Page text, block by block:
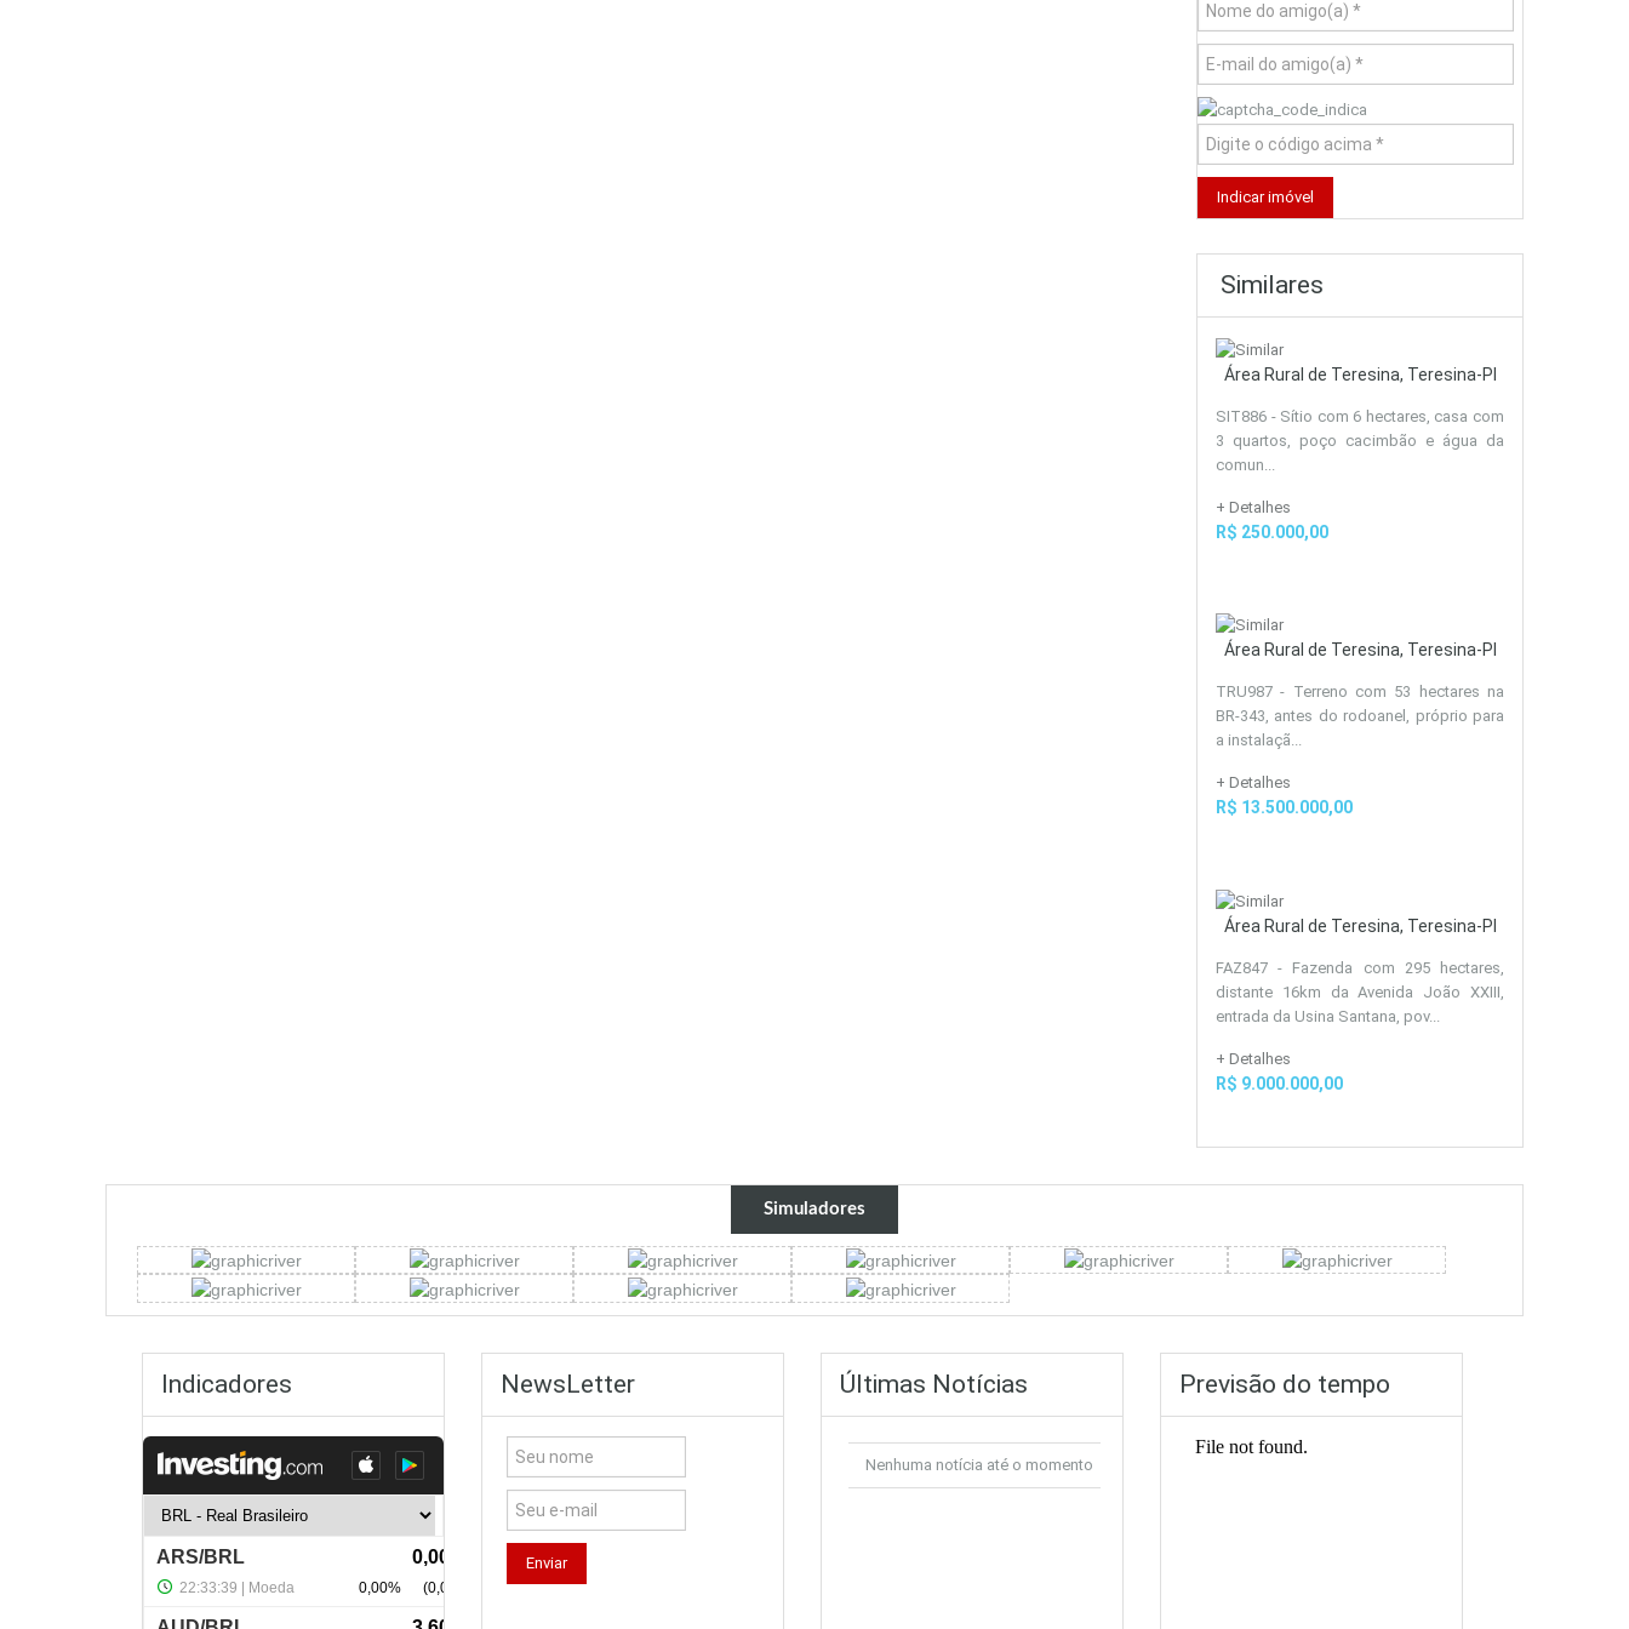
Similares
Área Rural de Teresina, Teresina-PI
SIT886 - Sítio com 6 hectares, casa com
3 quartos, poço cacimbão e água da
comun...
+ Detalhes
R$ 250.000,00
Área Rural de Teresina, Teresina-PI
TRU987 - Terreno com 53 hectares na
BR-343, antes do rodoanel, próprio para
a instalaçã...
+ Detalhes
R$ 13.500.000,00
Área Rural de Teresina, Teresina-PI
FAZ847 - Fazenda com 295 hectares,
distante 16km da Avenida João XXIII,
entrada da Usina Santana, pov...
+ Detalhes
R$ 9.000.000,00
Simuladores
Indicadores NewsLetter Últimas Notícias
Nenhuma notícia até o momento
Previsão do tempo